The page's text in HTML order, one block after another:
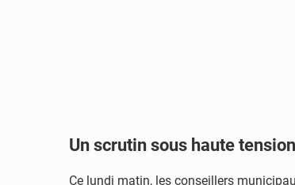
Un scrutin sous haute tension
Ce lundi matin, les conseillers